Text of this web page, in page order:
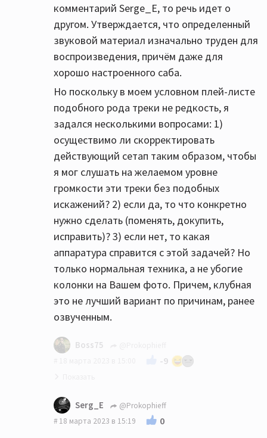
комментарий Serge_E, то речь идет о
другом. Утверждается, что определенный
звуковой материал изначально труден для
воспроизведения, причём даже для
хорошо настроенного саба.
Но поскольку в моем условном плей-листе
подобного рода треки не редкость, я
задался несколькими вопросами: 1)
осуществимо ли скорректировать
действующий сетап таким образом, чтобы
я мог слушать на желаемом уровне
громкости эти треки без подобных
искажений? 2) если да, то что конкретно
нужно сделать (поменять, докупить,
исправить)? 3) если нет, то какая
аппаратура справится с этой задачей? Но
только нормальная техника, а не убогие
колонки на Вашем фото. Причем, клубная
это не лучший вариант по причинам, ранее
озвученным.
Boss75
-9
осуществимо ли скорректировать
действующий сетап таким образом,
Serg_E
@Prokophieff
18 марта 2023 в 15:19
0